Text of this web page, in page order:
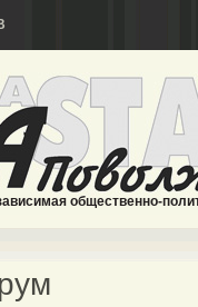
общественно-